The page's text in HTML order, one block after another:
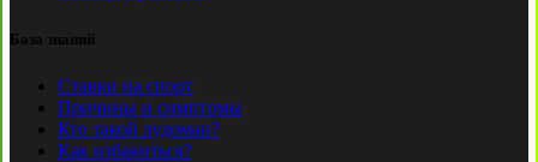
База знаний
Ставки на спорт
Причины и симптомы
Кто такой лудоман?
Как избавиться?